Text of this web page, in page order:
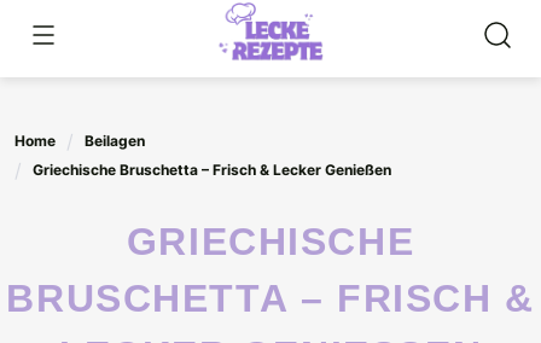
content
Home
Beilagen
Griechische Bruschetta – Frisch & Lecker Genießen
GRIECHISCHE
BRUSCHETTA – FRISCH &